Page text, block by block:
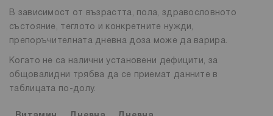
В зависимост от възрастта, пола, здравословното
състояние, теглото и конкретните нужди,
препоръчителната дневна доза може да варира.
Когато не са налични установени дефицити, за
общовалидни трябва да се приемат данните в
таблицата по-долу.